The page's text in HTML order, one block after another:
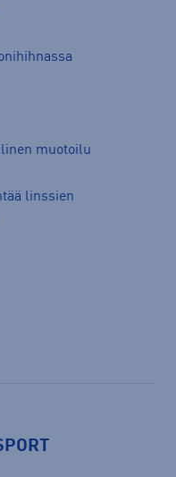
muotoilu
linssien